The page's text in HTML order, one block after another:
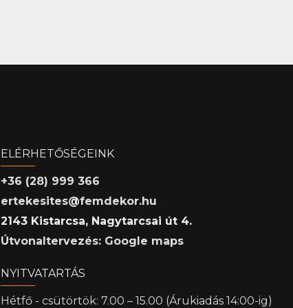
ELÉRHETŐSÉGEINK
+36 (28) 999 366
ertekesites@femdekor.hu
2143 Kistarcsa, Nagytarcsai út 4.
Útvonaltervezés: Google maps
NYITVATARTÁS
Hétfő - csütörtök: 7.00 – 15.00 (Árukiadás 14:00-ig)